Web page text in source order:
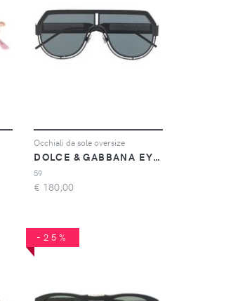
Occhiali da sole oversize
DOLCE & GABBANA EYEWEAR
59
€ 180,00
-25%